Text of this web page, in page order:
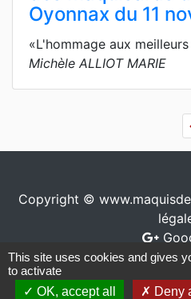
Oyonnax du 11
«L'hommage aux
Michèle ALLIOT MARIE
Copyright ©
Conception /
This site uses cookies and gives
to activate
OK, accept all
Deny